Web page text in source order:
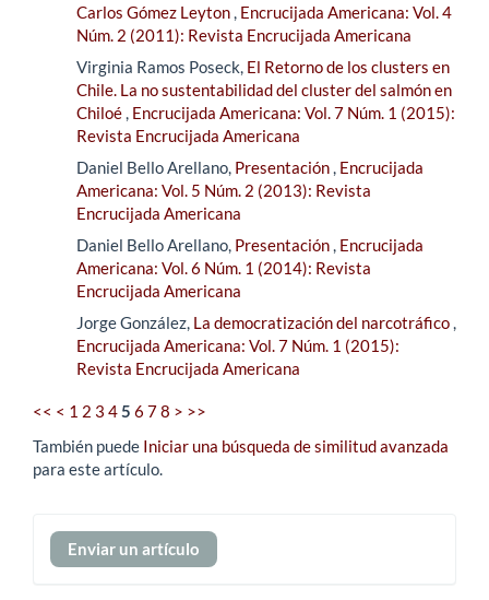
Carlos Gómez Leyton, Encrucijada Americana: Vol. 4
Núm. 2 (2011): Revista Encrucijada Americana
Virginia Ramos Poseck, El Retorno de los clusters en
Chile. La no sustentabilidad del cluster del salmón en
Chiloé, Encrucijada Americana: Vol. 7 Núm. 1 (2015):
Revista Encrucijada Americana
Daniel Bello Arellano, Presentación, Encrucijada
Americana: Vol. 5 Núm. 2 (2013): Revista
Encrucijada Americana
Daniel Bello Arellano, Presentación, Encrucijada
Americana: Vol. 6 Núm. 1 (2014): Revista
Encrucijada Americana
Jorge González, La democratización del narcotráfico,
Encrucijada Americana: Vol. 7 Núm. 1 (2015):
Revista Encrucijada Americana
<< < 1 2 3 45 6 78 > >>
También puede Iniciar una búsqueda de similitud avanzada
para este artículo.
Enviar
un
Enviar un artículo